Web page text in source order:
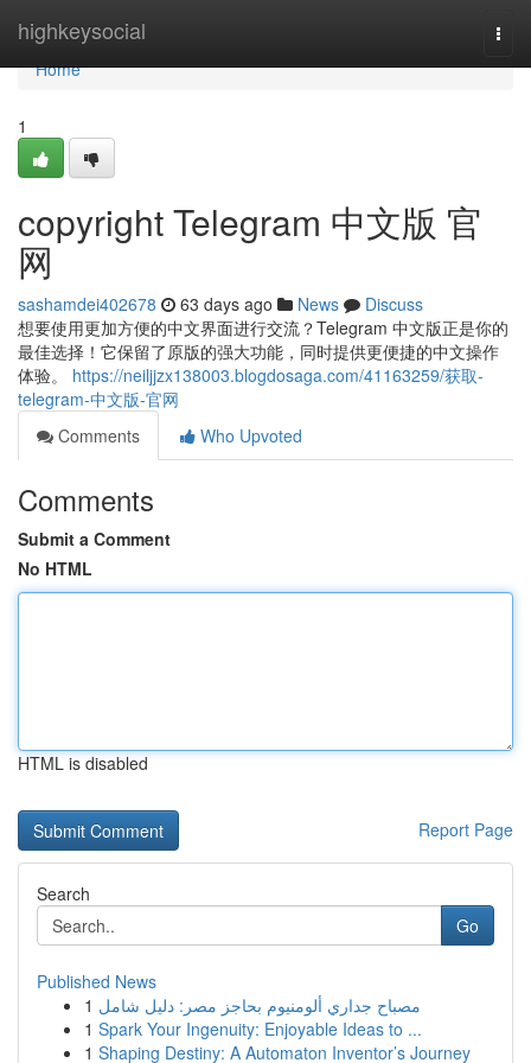
highkeysocial
Home
Home
1
copyright Telegram 中文版 官
网
sashamdei402678 63 days ago News
Discuss
想要使用更加方便的中文界面进行交流？Telegram 中文版正是你的
最佳选择！它保留了原版的强大功能，同时提供更便捷的中文操作
体验。 https://neiljjzx138003.blogdosaga.com/41163259/获取-
telegram-中文版-官网
Comments
Who Upvoted
Comments
Submit a Comment
No HTML
HTML is disabled
Report Page
Search
Go
Published News
1 مصباح جداري ألومنيوم بحاجز مصر: دليل شامل
1 Spark Your Ingenuity: Enjoyable Ideas to ...
1 Shaping Destiny: A Automaton Inventor’s Journey